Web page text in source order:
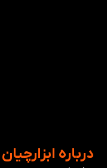
​درباره ابزارچیان